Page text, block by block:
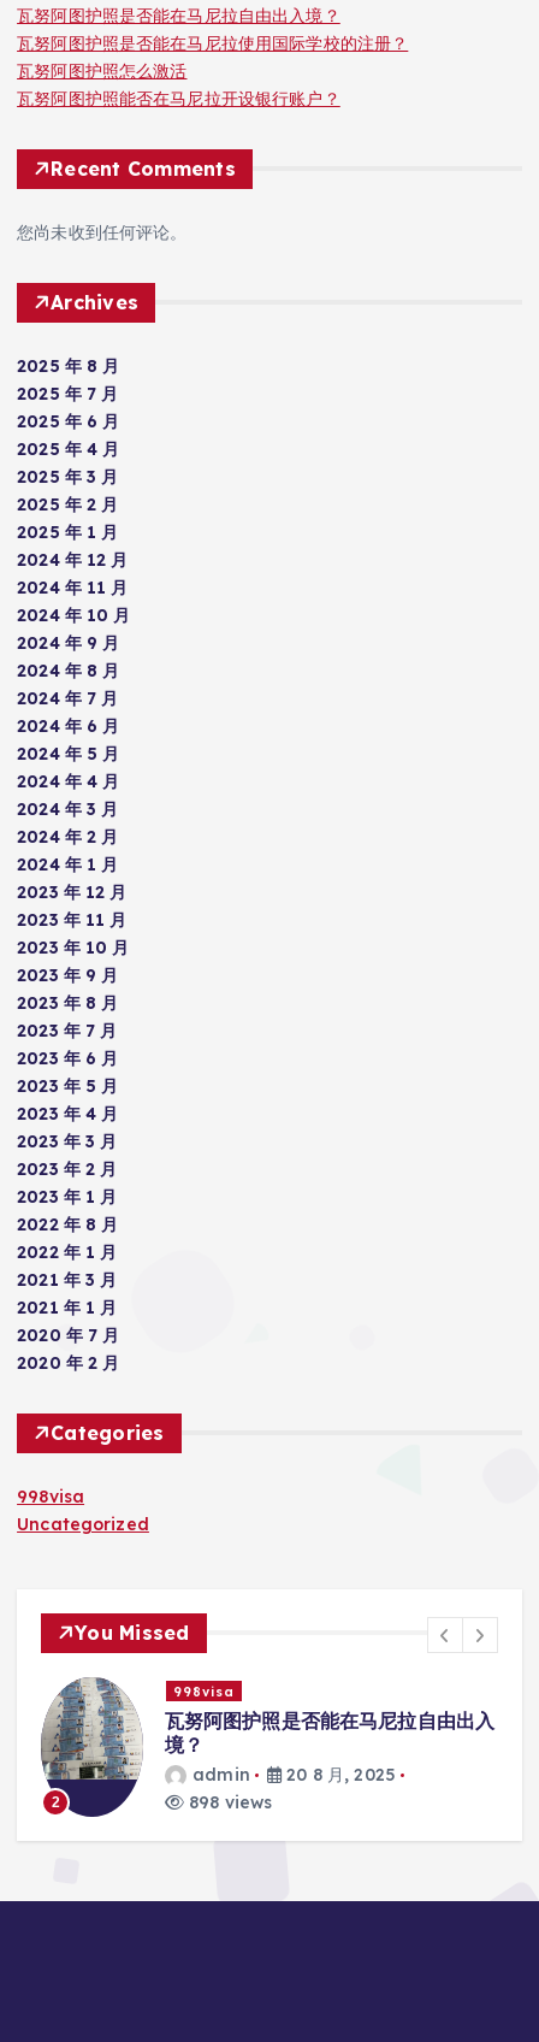
瓦努阿图护照是否能在马尼拉自由出入境？
瓦努阿图护照是否能在马尼拉使用国际学校的注册？
瓦努阿图护照怎么激活
瓦努阿图护照能否在马尼拉开设银行账户？
Recent Comments
您尚未收到任何评论。
Archives
2025 年 8 月
2025 年 7 月
2025 年 6 月
2025 年 4 月
2025 年 3 月
2025 年 2 月
2025 年 1 月
2024 年 12 月
2024 年 11 月
2024 年 10 月
2024 年 9 月
2024 年 8 月
2024 年 7 月
2024 年 6 月
2024 年 5 月
2024 年 4 月
2024 年 3 月
2024 年 2 月
2024 年 1 月
2023 年 12 月
2023 年 11 月
2023 年 10 月
2023 年 9 月
2023 年 8 月
2023 年 7 月
2023 年 6 月
2023 年 5 月
2023 年 4 月
2023 年 3 月
2023 年 2 月
2023 年 1 月
2022 年 8 月
2022 年 1 月
2021 年 3 月
2021 年 1 月
2020 年 7 月
2020 年 2 月
Categories
998visa
Uncategorized
You Missed
3
998visa
瓦努阿图护照是否能在马尼拉使用国际
学校的注册？
admin
20 8 月, 2025
813 views